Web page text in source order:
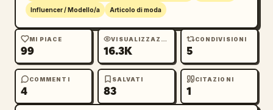
rivista di lusso, minimalismo e pelle curata.
Aggiungi un'elegante tipografia cinese
integrata nella composizione: titolo in alto
你不只有一种样子
con un sottotitolo più
piccolo in inglese
Explore your style spectrum
. Posiziona 6
etichette di stile in cinese con brevi slogan
descrittivi vicino alle figure circostanti:
Influencer / Modello/a Articolo di moda
MI PIACE
99
VISUALIZZAZIONI
16.3K
CONDIVISIONI
5
COMMENTI
4
SALVATI
83
CITAZIONI
1